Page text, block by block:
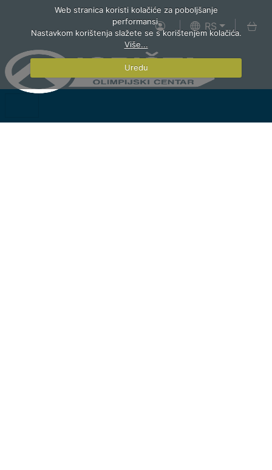
Web stranica koristi kolačiće za poboljšanje
performansi.
Nastavkom korištenja slažete se s korištenjem kolačića.
Više...
Uredu
RS